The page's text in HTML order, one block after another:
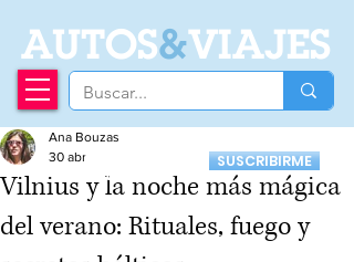
AUTOS&VIAJES
Recibí nuestro
Newsletter
SUSCRIBIRME
Vilnius y la noche más mágica
del verano: Rituales, fuego y
Ana Bouzas
30 abr